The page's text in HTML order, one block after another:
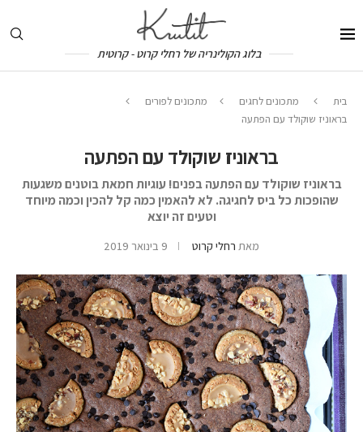
בלוג הקולינריה של רחלי קרוט - קרוטית
בית מתכונים לחגים
מתכונים לפורים
בראוניז שוקולד עם הפתעה
בראוניז שוקולד עם הפתעה
בראוניז שוקולד עם הפתעה בפנים! עוגיות חמאת בוטנים משגעות
שהופכות כל ביס לחגיגה. לא להאמין כמה קל להכין וכמה מיוחד
וטעים זה יוצא
מאת רחלי קרוט 9 בינואר 2019